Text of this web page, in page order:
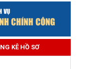
KÊ HỒ SƠ